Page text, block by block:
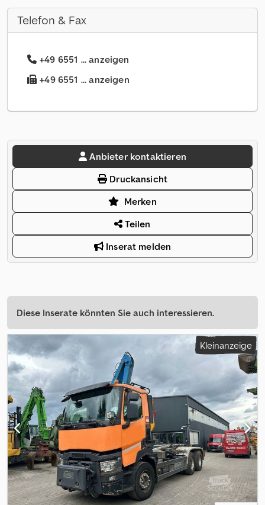
Telefon & Fax
+49 6551 ... anzeigen
+49 6551 ... anzeigen
Anbieter kontaktieren
Druckansicht
Merken
Teilen
Inserat melden
Diese Inserate könnten Sie auch interessieren.
Kleinanzeige